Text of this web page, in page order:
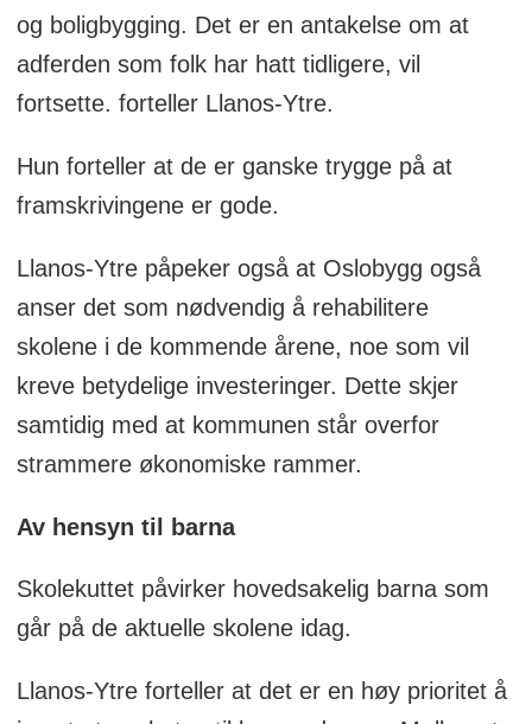
og boligbygging. Det er en antakelse om at
adferden som folk har hatt tidligere, vil
fortsette. forteller Llanos-Ytre.
Hun forteller at de er ganske trygge på at
framskrivingene er gode.
Llanos-Ytre påpeker også at Oslobygg også
anser det som nødvendig å rehabilitere
skolene i de kommende årene, noe som vil
kreve betydelige investeringer. Dette skjer
samtidig med at kommunen står overfor
strammere økonomiske rammer.
Av hensyn til barna
Skolekuttet påvirker hovedsakelig barna som
går på de aktuelle skolene idag.
Llanos-Ytre forteller at det er en høy prioritet å